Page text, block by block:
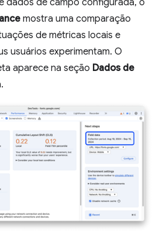
mostra uma comparação
de métricas locais e
usuários experimentam. O
aparece na seção Dados de